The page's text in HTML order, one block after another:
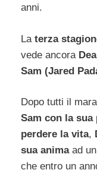
anni.
La terza
vede ancora
Sam (Jared
Dopo tutti il
Sam con la
perdere la vita,
sua animaad un
che entro un